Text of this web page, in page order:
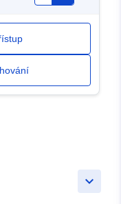
keyboard_arrow_down